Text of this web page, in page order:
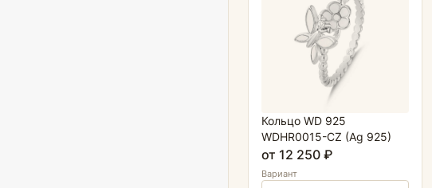
Кольцо WD 925
WDHR0015-CZ (Ag 925)
от 12 250 ₽
Вариант